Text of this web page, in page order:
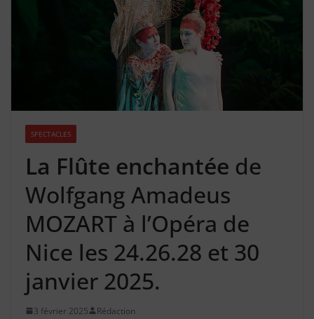
SPECTACLES
La Flûte enchantée de
Wolfgang Amadeus
MOZART à l’Opéra de
Nice les 24.26.28 et 30
janvier 2025.
3 février 2025 Rédaction